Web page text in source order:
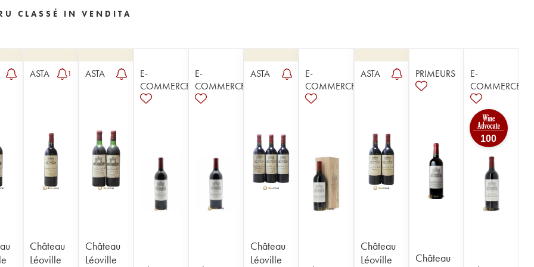
CLASSÉ IN VENDITA
ASTA 1
Château
Léoville
ASTA
Château
Léoville
E-
COMMERCE
E-
COMMERCE
ASTA
Château
Léoville
E-
COMMERCE
ASTA
Château
Léoville
PRIMEURS
Château
E-
COMMERCE
100